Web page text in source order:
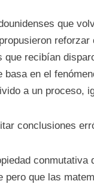
que
reforzar
recibían
en el
a un proceso,
conclusiones
conmutativa
que las